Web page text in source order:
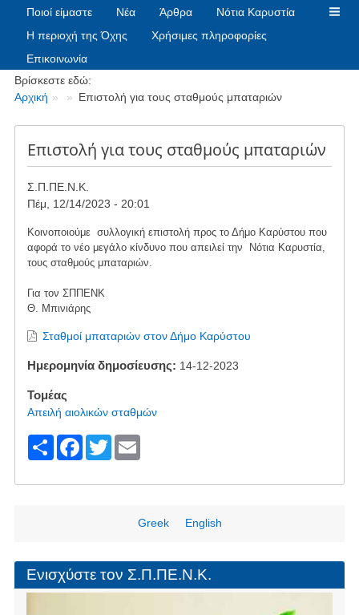
Ποιοί είμαστε Νέα Άρθρα
Νότια Καρυστία
Η περιοχή της Όχης
Χρήσιμες πληροφορίες
Επικοινωνία
Breadcrumbs
Βρίσκεστε εδώ:
Αρχική
Επιστολή για τους σταθμούς μπαταριών
Επιστολή για τους σταθμούς μπαταριών
Σ.Π.ΠΕ.Ν.Κ.
Πέμ, 12/14/2023 - 20:01
Κοινοποιούμε συλλογική επιστολή προς το Δήμο Καρύστου που
αφορά το νέο μεγάλο κίνδυνο που απειλεί την Νότια Καρυστία,
τους σταθμούς μπαταριών.
Για τον ΣΠΠΕΝΚ
Θ. Μπινιάρης
Σταθμοί μπαταριών στον Δήμο Καρύστου
Ημερομηνία δημοσίευσης 14-12-2023
Τομέας
Απειλή αιολικών σταθμών
S F
o
o
T E
Greek English
Ενισχύστε τον Σ.Π.ΠΕ.Ν.Κ.